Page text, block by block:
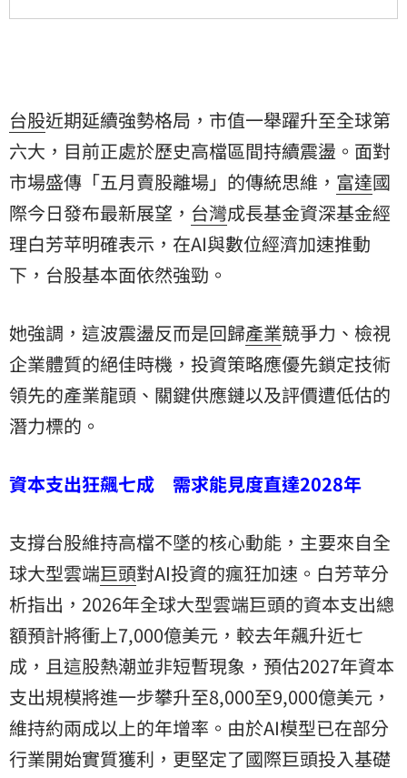
台股近期延續強勢格局，市值一舉躍升至全球第
六大，目前正處於歷史高檔區間持續震盪。面對
市場盛傳「五月賣股離場」的傳統思維， 富達國
際今日發布最新展望， 台灣成長基金資深基金經
理白芳苹明確表示，在AI與數位經濟加速推動
下，台股基本面依然強勁。
她強調，這波震盪反而是回歸產業競爭力、檢視
企業體質的絕佳時機，投資策略應優先鎖定技術
領先的產業龍頭、關鍵供應鏈以及評價遭低估的
潛力標的。
資本支出狂飆七成 需求能見度直達2028年
支撐台股維持高檔不墜的核心動能，主要來自全
球大型雲端巨頭對AI投資的瘋狂加速。白芳苹分
析指出，2026年全球大型雲端巨頭的資本支出總
額預計將衝上7,000億美元，較去年飆升近七
成，且這股熱潮並非短暫現象，預估2027年資本
支出規模將進一步攀升至8,000至9,000億美元，
維持約兩成以上的年增率。由於AI模型已在部分
行業開始實質獲利，更堅定了國際巨頭投入基礎